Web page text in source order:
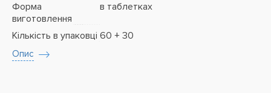
Форма
виготовлення
в таблетках
Кількість в упаковці 60 + 30
Опис